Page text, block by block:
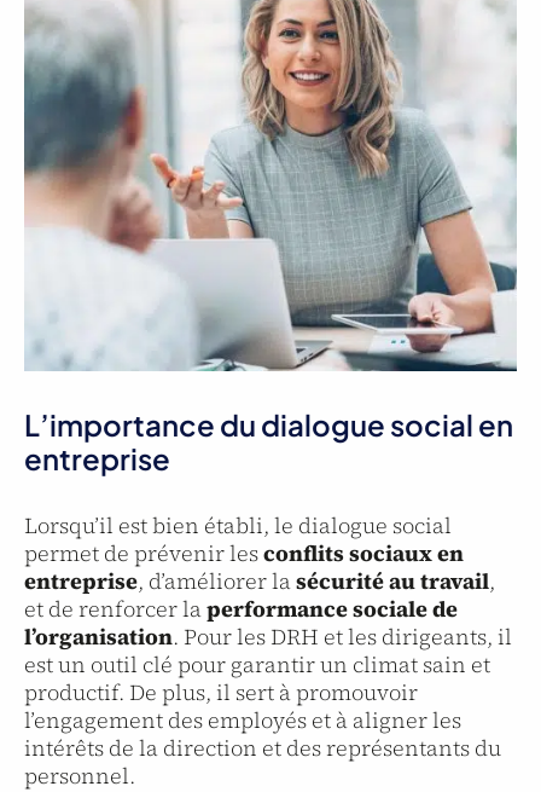
L’importance du dialogue social en
entreprise
Lorsqu’il est bien établi, le dialogue social
permet de prévenir lesconflits sociaux en
entreprise, d’améliorer lasécurité au travail,
et de renforcer laperformance sociale de
l’organisation. Pour les DRH et les dirigeants, il
est un outil clé pour garantir un climat sain et
productif. De plus, il sert à promouvoir
l’engagement des employés et à aligner les
intérêts de la direction et des représentants du
personnel.